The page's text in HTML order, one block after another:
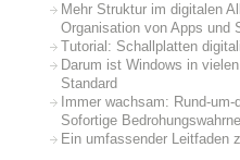
Mehr Struktur im digitalen
Organisation von Apps und
Tutorial: Schallplatten
Darum ist Windows in
Standard
Immer wachsam: Rund-
Sofortige
Ein umfassender Leitfaden